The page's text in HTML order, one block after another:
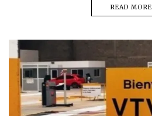
READ MORE